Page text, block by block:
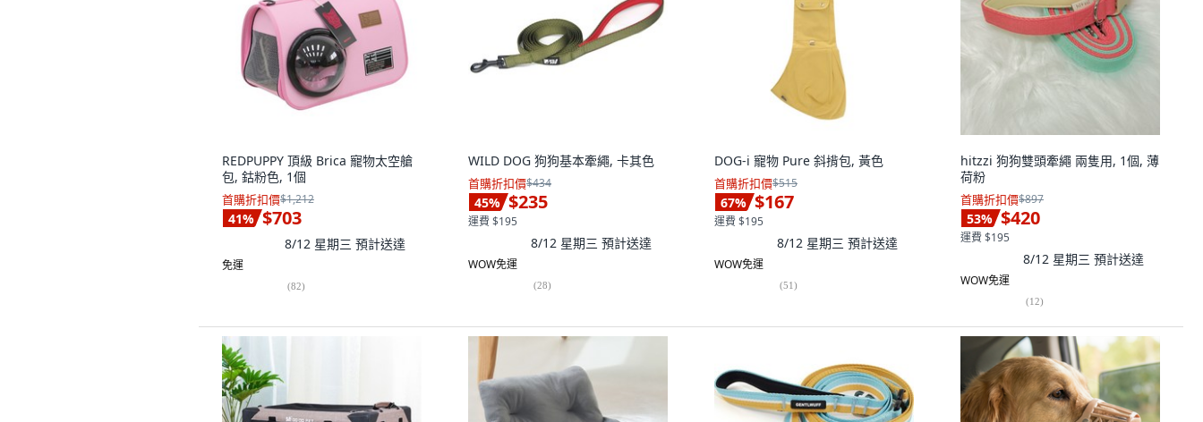
REDPUPPY 頂級 Brica 寵物太空艙
包, 鈷粉色, 1個
首購折扣價$1,212
41% $703
8/12 星期三 預計送達
免運
(82)
WILD DOG 狗狗基本牽繩, 卡其色
首購折扣價$434
45% $235
運費 $195
8/12 星期三 預計送達
WOW免運
(28)
DOG-i 寵物 Pure 斜揹包, 黃色
首購折扣價$515
67% $167
運費 $195
8/12 星期三 預計送達
WOW免運
(51)
hitzzi 狗狗雙頭牽繩 兩隻用, 1個, 薄
荷粉
首購折扣價$897
53% $420
運費 $195
8/12 星期三 預計送達
WOW免運
(12)